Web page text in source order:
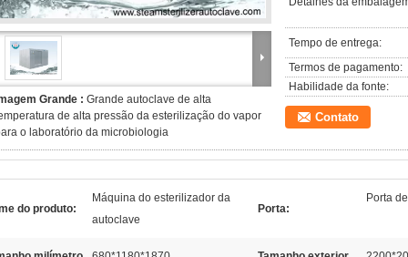
Grande : Grande autoclave de alta
de alta pressão da esterilização do vapor
o laboratório da microbiologia
Tempo de entrega:
Termos de pagamento:
Habilidade da fonte:
Contato
do produto:
Máquina do esterilizador da
autoclave
Porta:
Porta